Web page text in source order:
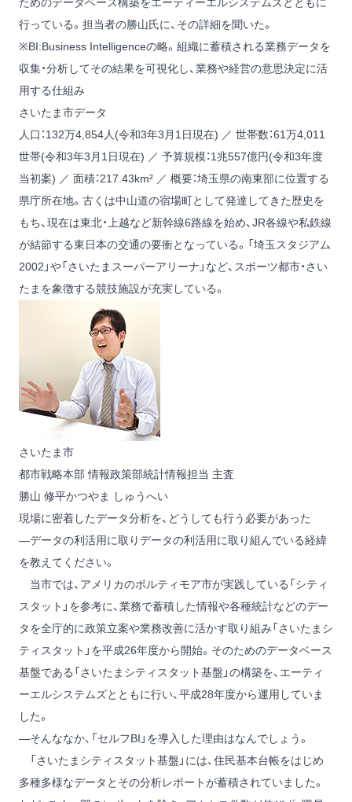
行っている。担当者の勝山氏に、その詳細を聞いた。
※BI:Business Intelligenceの略。組織に蓄積される業務データを
収集・分析してその結果を可視化し、業務や経営の意思決定に活
用する仕組み
さいたま市データ
人口：132万4,854人(令和3年3月1日現在) ／ 世帯数：61万4,011
世帯(令和3年3月1日現在) ／ 予算規模：1兆557億円(令和3年度
当初案) ／ 面積：217.43km² ／ 概要：埼玉県の南東部に位置する
県庁所在地。古くは中山道の宿場町として発達してきた歴史を
もち、現在は東北・上越など新幹線6路線を始め、JR各線や私鉄線
が結節する東日本の交通の要衝となっている。「埼玉スタジアム
2002」や「さいたまスーパーアリーナ」など、スポーツ都市・さい
たまを象徴する競技施設が充実している。
さいたま市
都市戦略本部 情報政策部統計情報担当 主査
勝山 修平かつやま しゅうへい
現場に密着したデータ分析を、どうしても行う必要があった
―データの利活用に取りデータの利活用に取り組んでいる経緯
を教えてください。
当市では、アメリカのボルティモア市が実践している「シティ
スタット」を参考に、業務で蓄積した情報や各種統計などのデー
タを全庁的に政策立案や業務改善に活かす取り組み「さいたまシ
ティスタット」を平成26年度から開始。そのためのデータベース
基盤である「さいたまシティスタット基盤」の構築を、エーティ
ーエルシステムズとともに行い、平成28年度から運用していま
した。
―そんななか、「セルフBI」を導入した理由はなんでしょう。
「さいたまシティスタット基盤」には、住民基本台帳をはじめ
多種多様なデータとその分析レポートが蓄積されていました。